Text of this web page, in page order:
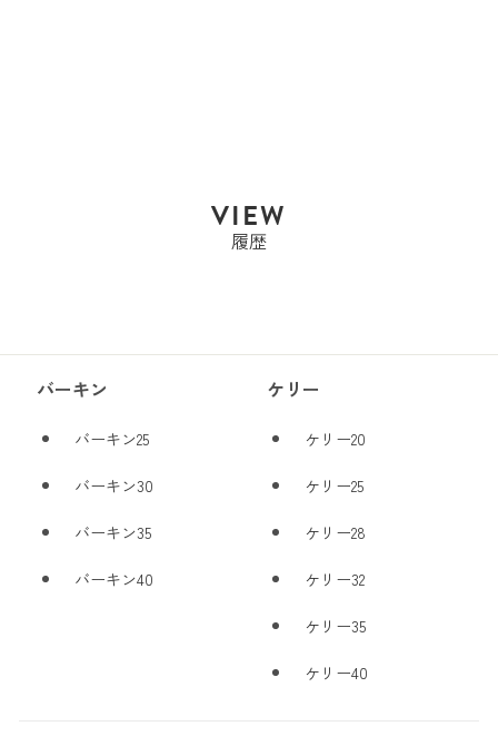
VIEW
履歴
バーキン
バーキン25
バーキン30
バーキン35
バーキン40
ケリー
ケリー20
ケリー25
ケリー28
ケリー32
ケリー35
ケリー40